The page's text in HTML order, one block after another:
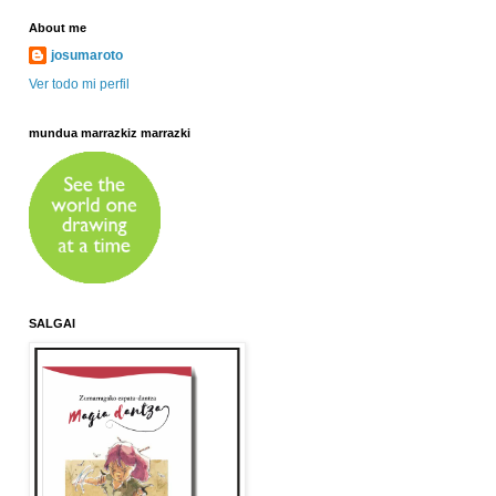
About me
josumaroto
Ver todo mi perfil
mundua marrazkiz marrazki
SALGAI